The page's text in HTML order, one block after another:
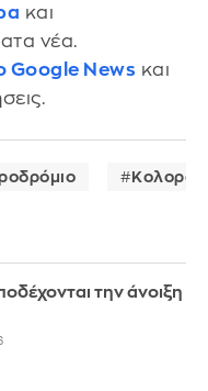
και
νέα.
Google News και
την άνοιξη